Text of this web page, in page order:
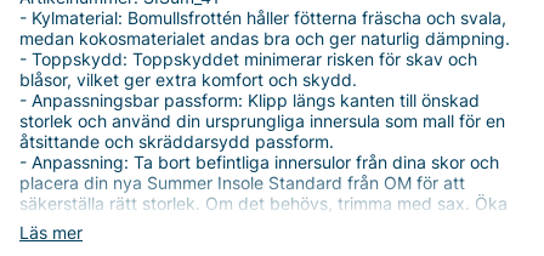
Läs mer
- Kylmaterial: Bomullsfrottén håller fötterna fräscha och svala,
medan kokosmaterialet andas bra och ger naturlig dämpning.
- Toppskydd: Toppskyddet minimerar risken för skav och
blåsor, vilket ger extra komfort och skydd.
- Anpassningsbar passform: Klipp längs kanten till önskad
storlek och använd din ursprungliga innersula som mall för en
åtsittande och skräddarsydd passform.
- Anpassning: Ta bort befintliga innersulor från dina skor och
placera din nya Summer Insole Standard från OM för att
säkerställa rätt storlek. Om det behövs, trimma med sax. Öka
gradvis användningen av dina nya innersulor eftersom din
kropp kan uppleva nya belastningsmönster.